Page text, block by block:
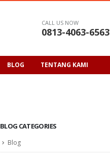
CALL US NOW
0813-4063-6563
BLOG TENTANG KAMI
BLOG CATEGORIES
Blog